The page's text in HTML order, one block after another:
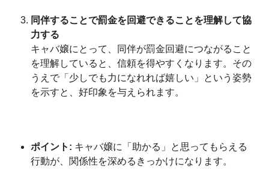
同伴することで罰金を回避できることを理解して協
力する
キャバ嬢にとって、同伴が罰金回避につながること
を理解していると、信頼を得やすくなります。その
うえで「少しでも力になれれば嬉しい」という姿勢
を示すと、好印象を与えられます。
ポイント: キャバ嬢に「助かる」と思ってもらえる
行動が、関係性を深めるきっかけになります。